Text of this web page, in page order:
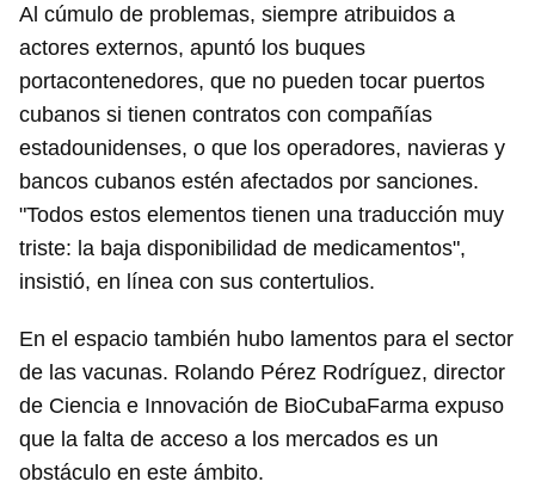
Al cúmulo de problemas, siempre atribuidos a
actores externos, apuntó los buques
portacontenedores, que no pueden tocar puertos
cubanos si tienen contratos con compañías
estadounidenses, o que los operadores, navieras y
bancos cubanos estén afectados por sanciones.
"Todos estos elementos tienen una traducción muy
triste: la baja disponibilidad de medicamentos",
insistió, en línea con sus contertulios.
En el espacio también hubo lamentos para el sector
de las vacunas. Rolando Pérez Rodríguez, director
de Ciencia e Innovación de BioCubaFarma expuso
que la falta de acceso a los mercados es un
obstáculo en este ámbito.